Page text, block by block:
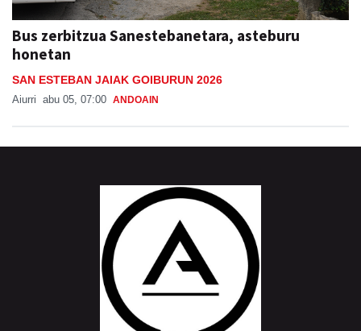
Bus zerbitzua Sanestebanetara, asteburu
honetan
SAN ESTEBAN JAIAK GOIBURUN 2026
Aiurri abu 05, 07:00 ANDOAIN